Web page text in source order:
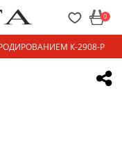
0
К-2908-Р